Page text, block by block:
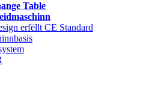
Table
erfëllt CE Standard